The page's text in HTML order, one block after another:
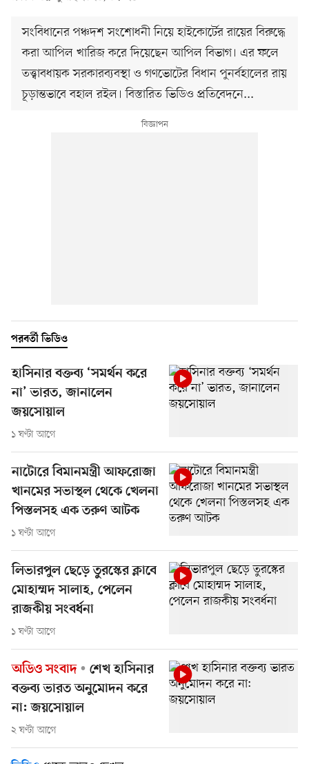
সংবিধানের পঞ্চদশ সংশোধনী নিয়ে হাইকোর্টের রায়ের বিরুদ্ধে
করা আপিল খারিজ করে দিয়েছেন আপিল বিভাগ। এর ফলে
তত্ত্বাবধায়ক সরকারব্যবস্থা ও গণভোটের বিধান পুনর্বহালের রায়
চূড়ান্তভাবে বহাল রইল। বিস্তারিত ভিডিও প্রতিবেদনে...
পরবর্তী ভিডিও
হাসিনার বক্তব্য ‘সমর্থন করে
না’ ভারত, জানালেন
জয়সোয়াল
১ ঘণ্টা আগে
নাটোরে বিমানমন্ত্রী আফরোজা
খানমের সভাস্থল থেকে খেলনা
পিস্তলসহ এক তরুণ আটক
১ ঘণ্টা আগে
লিভারপুল ছেড়ে তুরস্কের ক্লাবে
মোহাম্মদ সালাহ, পেলেন
রাজকীয় সংবর্ধনা
১ ঘণ্টা আগে
অডিও সংবাদ
শেখ হাসিনার
বক্তব্য ভারত অনুমোদন করে
না: জয়সোয়াল
২ ঘণ্টা আগে